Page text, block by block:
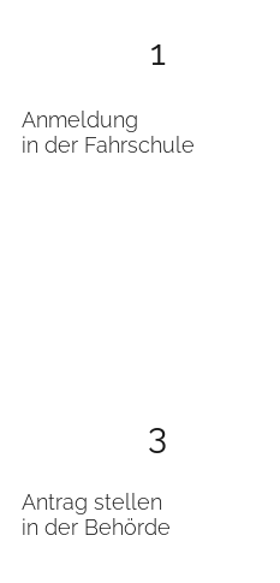
1
Anmeldung
in der Fahrschule
3
Antrag stellen
in der Behörde